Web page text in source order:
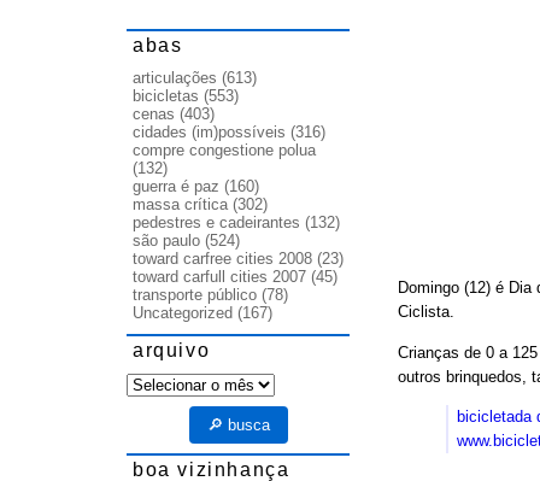
Domingo (12) é
Ciclista.
Crianças de 0 a
outros brinquedos,
bicicletada
abas
articulações (613)
bicicletas (553)
cenas (403)
cidades (im)possíveis (316)
compre congestione polua
(132)
guerra é paz (160)
massa crítica(302)
pedestres e cadeirantes (132)
são paulo (524)
toward carfree cities 2008 (23)
toward carfull cities 2007 (45)
transporte público (78)
Uncategorized (167)
arquivo
arquivo
🔎 busca
boa vizinhança